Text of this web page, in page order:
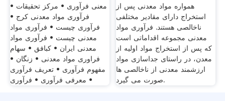
• معنی فرآوری • مرکز تحقیقات
فرآوری مواد معدنی کرج •
فرآوری چیست • فرآوری مواد
معدنی چیست • فرآوری مواد
معدنی ایران • کبافق • سهام
فراوری مواد معدنی • زنگان •
مفهوم فرآوری • تعریف فرآوری
• معرفی فرآوری • فرآوری
همواره مواد معدنی پس از
استخراج دارای مقادیر مختلفی
ناخالصی هستند. فرآوری مواد
معدنی مجموعه اقداماتی است
که پس از استخراج مواد اولیه از
معدن، در راستای جداسازی مواد
ارزشمند معدنی از ناخالصی ها
صورت می گیرد.